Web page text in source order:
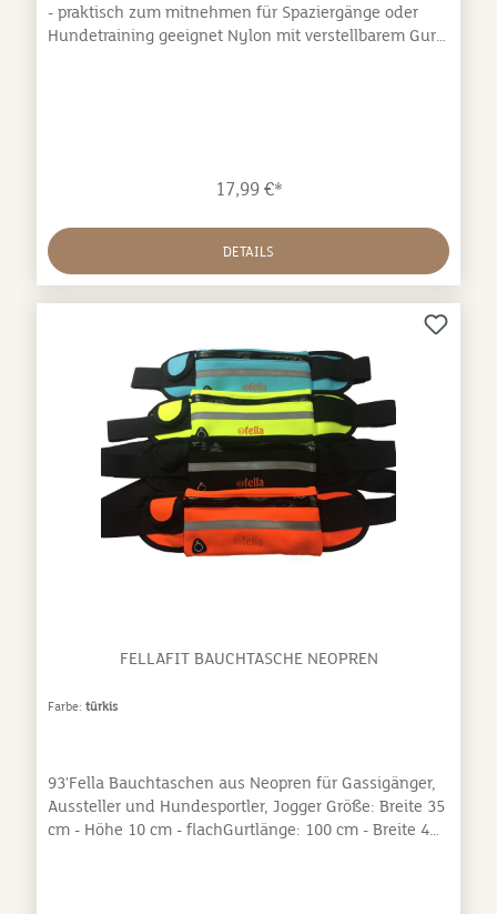
- praktisch zum mitnehmen für Spaziergänge oder
Hundetraining geeignet Nylon mit verstellbarem Gurt
17,99 €*
DETAILS
FELLAFIT BAUCHTASCHE NEOPREN
Farbe: türkis
93'Fella Bauchtaschen aus Neopren für Gassigänger,
Aussteller und Hundesportler, Jogger Größe: Breite 35
cm - Höhe 10 cm - flachGurtlänge: 100 cm - Breite 4